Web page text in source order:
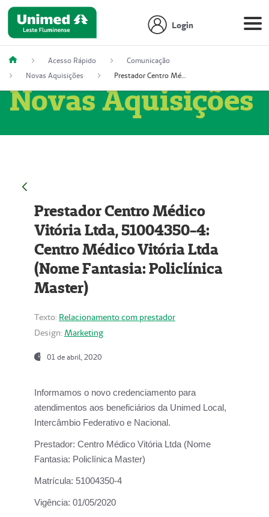
Login
Acesso Rápido
Comunicação
Novas Aquisições
Prestador Centro Médico Vitória Ltda, 51004350-4: Centro Médico Vitória Ltda (Nome Fantasia: Policlínica Master)
Novas Aquisições
Prestador Centro Médico
Vitória Ltda, 51004350-4:
Centro Médico Vitória Ltda
(Nome Fantasia: Policlínica
Master)
Texto: Relacionamento com prestador
Design: Marketing
01 de abril, 2020
Informamos o novo credenciamento para
atendimentos aos beneficiários da Unimed Local,
Intercâmbio Federativo e Nacional.
Prestador: Centro Médico Vitória Ltda (Nome
Fantasia: Policlínica Master)
Matrícula: 51004350-4
Vigência: 01/05/2020